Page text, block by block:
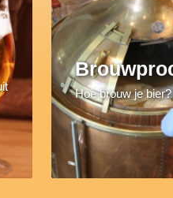
Hoe brouw je bier?